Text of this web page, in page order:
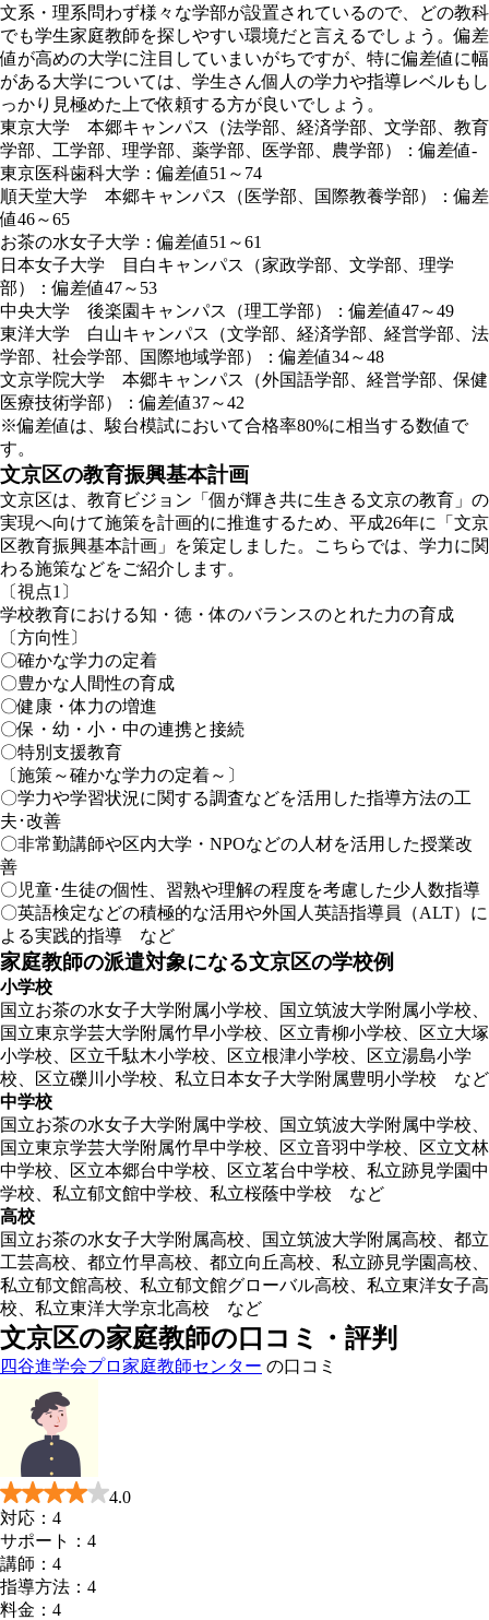
文系・理系問わず様々な学部が設置されているので、どの教科
でも学生家庭教師を探しやすい環境だと言えるでしょう。偏差
値が高めの大学に注目していまいがちですが、特に偏差値に幅
がある大学については、学生さん個人の学力や指導レベルもし
っかり見極めた上で依頼する方が良いでしょう。
東京大学 本郷キャンパス（法学部、経済学部、文学部、教育
学部、工学部、理学部、薬学部、医学部、農学部）：偏差値-
東京医科歯科大学：偏差値51～74
順天堂大学 本郷キャンパス（医学部、国際教養学部）：偏差
値46～65
お茶の水女子大学：偏差値51～61
日本女子大学 目白キャンパス（家政学部、文学部、理学
部）：偏差値47～53
中央大学 後楽園キャンパス（理工学部）：偏差値47～49
東洋大学 白山キャンパス（文学部、経済学部、経営学部、法
学部、社会学部、国際地域学部）：偏差値34～48
文京学院大学 本郷キャンパス（外国語学部、経営学部、保健
医療技術学部）：偏差値37～42
※偏差値は、駿台模試において合格率80%に相当する数値で
す。
文京区の教育振興基本計画
文京区は、教育ビジョン「個が輝き共に生きる文京の教育」の
実現へ向けて施策を計画的に推進するため、平成26年に「文京
区教育振興基本計画」を策定しました。こちらでは、学力に関
わる施策などをご紹介します。
〔視点1〕
学校教育における知・徳・体のバランスのとれた力の育成
〔方向性〕
〇確かな学力の定着
〇豊かな人間性の育成
〇健康・体力の増進
〇保・幼・小・中の連携と接続
〇特別支援教育
〔施策～確かな学力の定着～〕
〇学力や学習状況に関する調査などを活用した指導方法の工
夫･改善
〇非常勤講師や区内大学・NPOなどの人材を活用した授業改
善
〇児童･生徒の個性、習熟や理解の程度を考慮した少人数指導
〇英語検定などの積極的な活用や外国人英語指導員（ALT）に
よる実践的指導 など
家庭教師の派遣対象になる文京区の学校例
小学校
国立お茶の水女子大学附属小学校、国立筑波大学附属小学校、
国立東京学芸大学附属竹早小学校、区立青柳小学校、区立大塚
小学校、区立千駄木小学校、区立根津小学校、区立湯島小学
校、区立礫川小学校、私立日本女子大学附属豊明小学校 など
中学校
国立お茶の水女子大学附属中学校、国立筑波大学附属中学校、
国立東京学芸大学附属竹早中学校、区立音羽中学校、区立文林
中学校、区立本郷台中学校、区立茗台中学校、私立跡見学園中
学校、私立郁文館中学校、私立桜蔭中学校 など
高校
国立お茶の水女子大学附属高校、国立筑波大学附属高校、都立
工芸高校、都立竹早高校、都立向丘高校、私立跡見学園高校、
私立郁文館高校、私立郁文館グローバル高校、私立東洋女子高
校、私立東洋大学京北高校 など
文京区の家庭教師の口コミ・評判
四谷進学会プロ家庭教師センター の口コミ
4.0
対応： 4
サポート： 4
講師： 4
指導方法： 4
料金： 4